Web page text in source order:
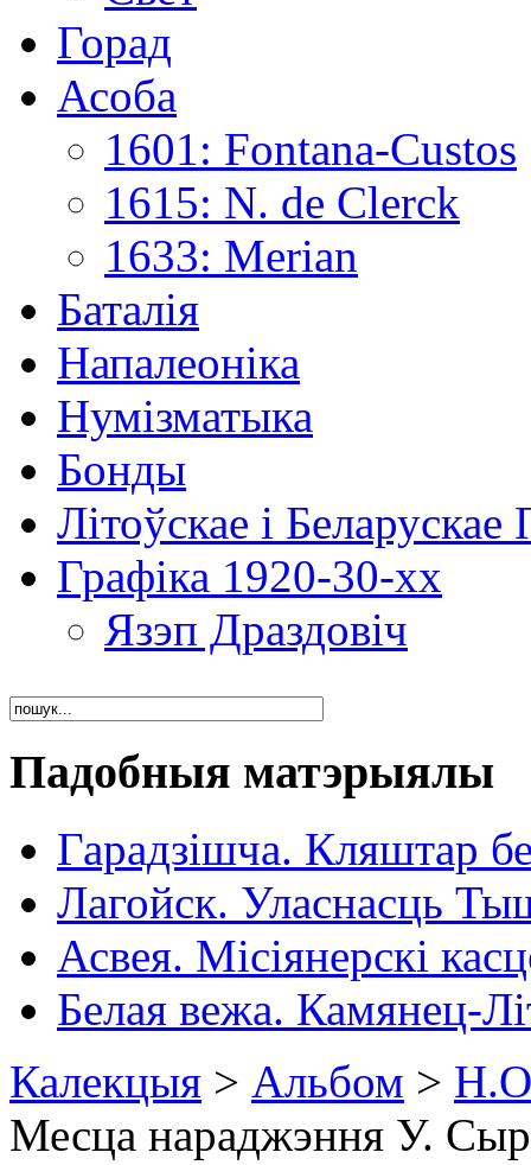
Горад
Асоба
1601: Fontana-Custos
1615: N. de Clerck
1633: Merian
Баталія
Напалеоніка
Нумізматыка
Бонды
Літоўскае і
Графіка 1920-30-хх
Язэп Драздовіч
Падобныя матэрыялы
Гарадзішча. Кляштар
Лагойск. Уласнасць
Асвея. Місіянерскі
Белая вежа. Камянец-
Калекцыя > Альбом >
Месца нараджэння У.